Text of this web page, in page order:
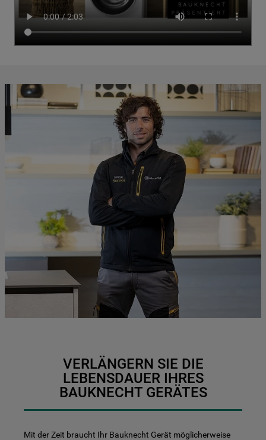
VERLÄNGERN SIE DIE
LEBENSDAUER IHRES
BAUKNECHT GERÄTES
Mit der Zeit braucht Ihr Bauknecht Gerät möglicherweise